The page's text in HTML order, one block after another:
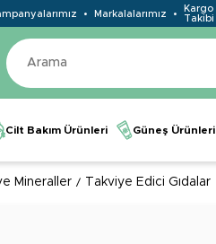
Markalalarımız
Kargo
Takibi
Cilt Bakım Ürünleri Güneş Ürünleri
Mineraller Takviye Edici Gıdalar